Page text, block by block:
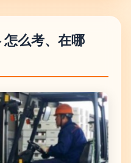
么考、在哪